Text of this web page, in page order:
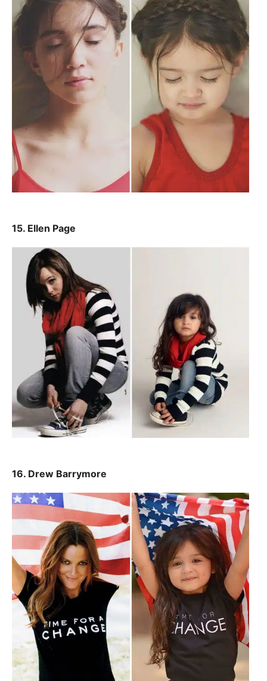
15. Ellen Page
16. Drew Barrymore